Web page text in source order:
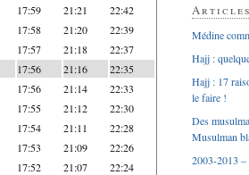
17:59 21:21 22:42
17:58 21:20 22:39
17:57 21:18 22:37
17:56 21:16 22:35
17:56 21:14 22:33
17:55 21:12 22:30
17:54 21:11 22:28
17:53 21:09 22:26
17:52 21:07 22:24
Médine
Hajj :
Hajj : 17
le faire !
Des
Musulman
2003-2013 –